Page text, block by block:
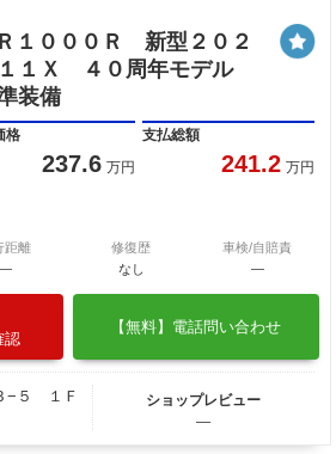
１０００Ｒ 新型２０２
１Ｘ ４０周年モデル
装備
格
237.6 万円
支払総額
241.2 万円
距離
―
修復歴
なし
車検/自賠責
―
認
【無料】電話問い合わせ
−５ １Ｆ
ショップレビュー
―